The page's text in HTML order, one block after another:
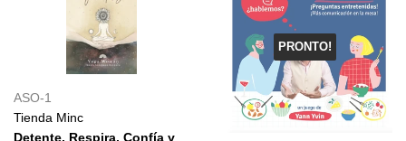
ASO-1
Tienda Minc
Detente, Respira, Confía y
PRONTO!